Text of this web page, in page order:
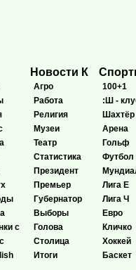
с
Новости К
Агро
Работа
Религия
Музеи
Театр
Статистика
Президент
Премьер
Губернатор
Выборы
Голова
Столица
Итоги
100+1
:Ш -
Шахтёр
Арена
Гольф
Футбол
Лига Е
Лига Ч
Евро
Кличко
Хоккей
Баскет